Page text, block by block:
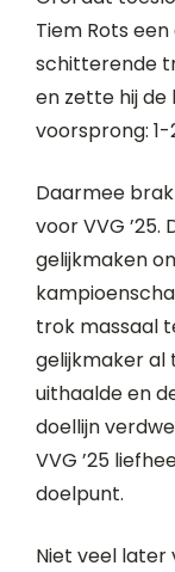
Tiem Rots
schitterende
en zette hij de
voorsprong: 1-
Daarmee
voor VVG
gelijkmaken
trok massaal
gelijkmaker al
uithaalde en
doellijn
VVG ’25
doelpunt.
Niet veel